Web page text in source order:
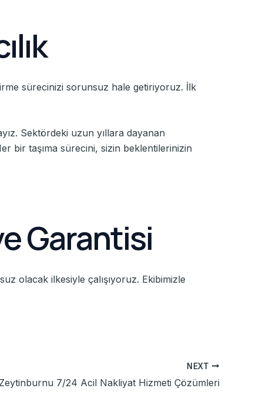
sürecinizi sorunsuz hale getiriyoruz. İlk
Sektördeki uzun yıllara dayanan
bir taşıma sürecini, sizin beklentilerinizin
Garantisi
olacak ilkesiyle çalışıyoruz. Ekibimizle
NEXT
7/24 Acil Nakliyat Hizmeti Çözümleri